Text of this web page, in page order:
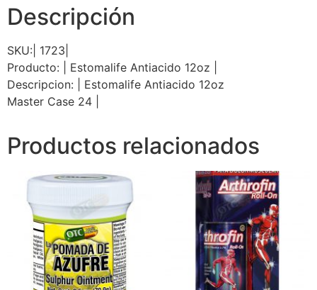
Descripción
SKU:| 1723|
Producto: | Estomalife Antiacido 12oz |
Descripcion: | Estomalife Antiacido 12oz
Master Case 24 |
Productos relacionados